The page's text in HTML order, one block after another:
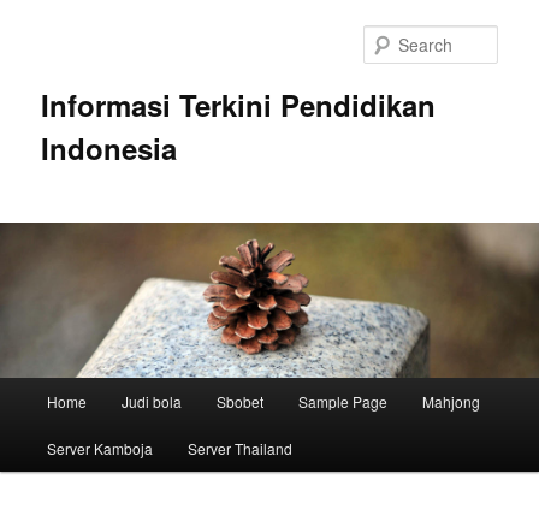
Informasi Terkini Pendidikan
Indonesia
Home Judi bola Sbobet Sample Page Mahjong
Server Kamboja Server Thailand